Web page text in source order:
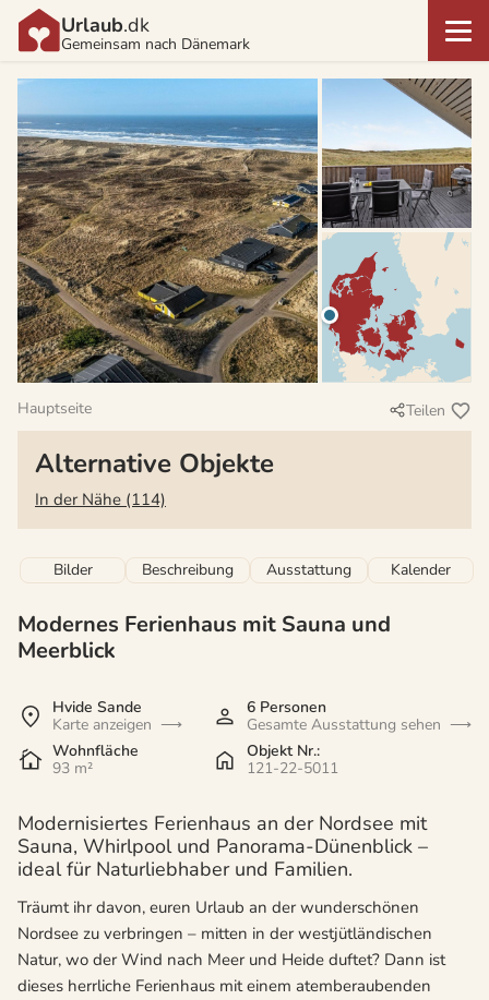
Urlaub.dk
Gemeinsam nach Dänemark
Hauptseite Teilen
Alternative Objekte
In der Nähe (114)
Bilder Beschreibung Ausstattung Kalender
Modernes Ferienhaus mit Sauna und
Meerblick
Hvide Sande
Karte anzeigen
6 Personen
Gesamte Ausstattung sehen
Wohnfläche
93 m²
Objekt Nr.:
121-22-5011
Modernisiertes Ferienhaus an der Nordsee mit
Sauna, Whirlpool und Panorama-Dünenblick –
ideal für Naturliebhaber und Familien.
Träumt ihr davon, euren Urlaub an der wunderschönen
Nordsee zu verbringen – mitten in der westjütländischen
Natur, wo der Wind nach Meer und Heide duftet? Dann ist
dieses herrliche Ferienhaus mit einem atemberaubenden